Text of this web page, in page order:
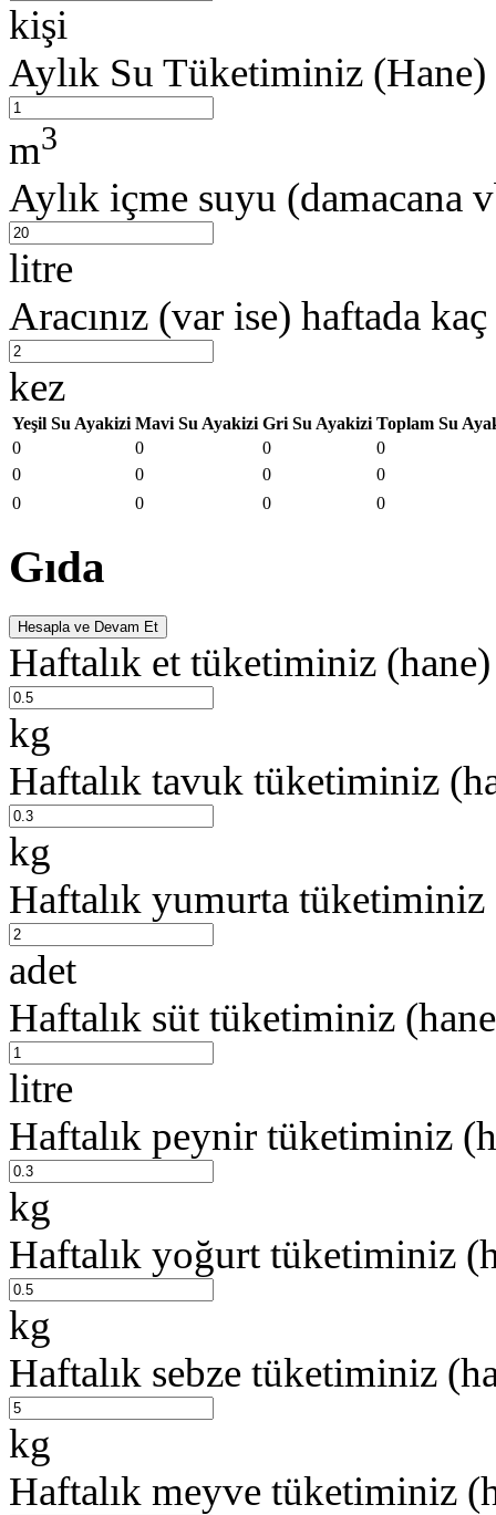
kişi
Aylık Su Tüketiminiz (Hane)
m3
Aylık içme suyu (damacana
litre
Aracınız (var ise) haftada
kez
Yeşil Su Ayakizi Mavi Su Ayakizi Gri Su Ayakizi Toplam Su
0
0 0
0
0
0 0
0
0
0 0 0
Gıda
Hesapla ve Devam Et
Haftalık et tüketiminiz (hane)
kg
Haftalık tavuk tüketiminiz
kg
Haftalık yumurta tüketiminiz
adet
Haftalık süt tüketiminiz
litre
Haftalık peynir tüketiminiz
kg
Haftalık yoğurt tüketiminiz
kg
Haftalık sebze tüketiminiz
kg
Haftalık meyve tüketiminiz